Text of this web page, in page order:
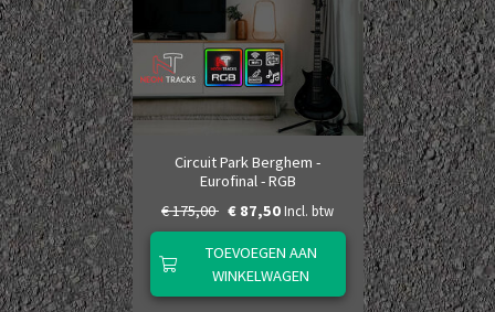
Circuit Park Berghem -
Eurofinal - RGB
€ 175,00 € 87,50 Incl. btw
TOEVOEGEN AAN
WINKELWAGEN